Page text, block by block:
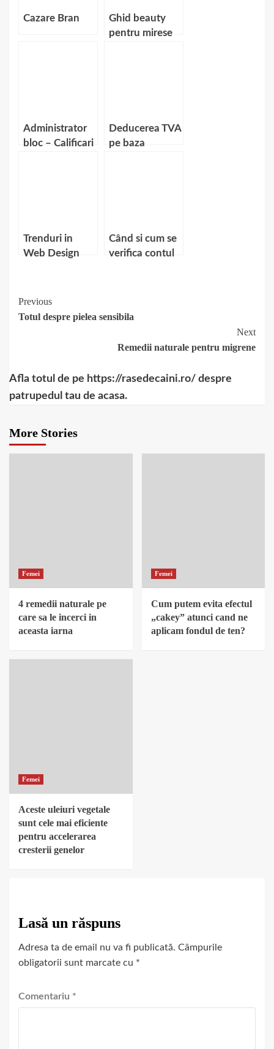
Cazare Bran
Ghid beauty
pentru mirese
Administrator
bloc – Calificari
Deducerea TVA
pe baza
Trenduri in
Web Design
Când si cum se
verifica contul
Continue
Reading
Previous
Totul despre pielea sensibila
Next
Remedii naturale pentru migrene
Afla totul de pe https://rasedecaini.ro/ despre
patrupedul tau de acasa.
More Stories
Femei
4 remedii naturale pe
care sa le incerci in
aceasta iarna
Femei
Cum putem evita efectul
„cakey” atunci cand ne
aplicam fondul de ten?
Femei
Aceste uleiuri vegetale
sunt cele mai eficiente
pentru accelerarea
cresterii genelor
Lasă un răspuns
Adresa ta de email nu va fi publicată. Câmpurile
obligatorii sunt marcate cu *
Comentariu *